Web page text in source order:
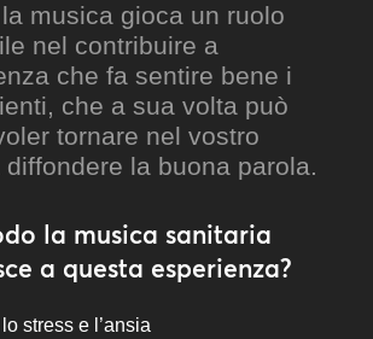
musica gioca un ruolo
nel contribuire a
che fa sentire bene i
che a sua volta può
tornare nel vostro
la buona parola.
la musica sanitaria
a questa esperienza?
stress e l’ansia